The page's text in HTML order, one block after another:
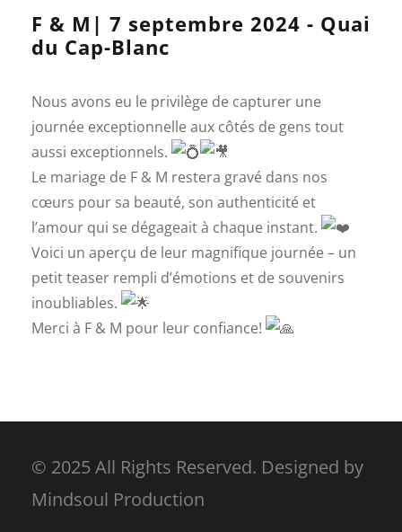
F & M| 7 septembre 2024 - Quai
du Cap-Blanc
Nous avons eu le privilège de capturer une
journée exceptionnelle aux côtés de gens tout
aussi exceptionnels.
Le mariage de F & M restera gravé dans nos
cœurs pour sa beauté, son authenticité et
l’amour qui se dégageait à chaque instant.
Voici un aperçu de leur magnifique journée – un
petit teaser rempli d’émotions et de souvenirs
inoubliables.
Merci à F & M pour leur confiance!
© 2025 All Rights Reserved. Designed by
Mindsoul Production